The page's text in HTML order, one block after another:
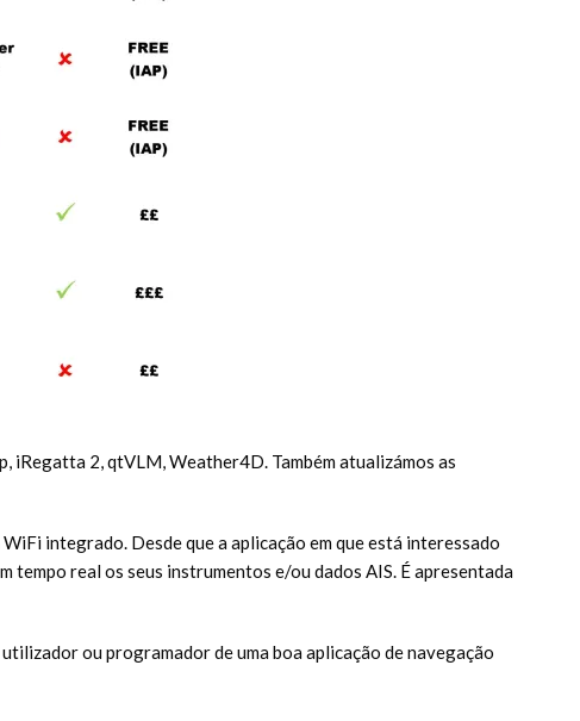
iRegatta 2, qtVLM, Weather4D. Também atualizámos as
integrado. Desde que a aplicação em que está interessado
tempo real os seus instrumentos e/ou dados AIS. É apresentada
ou programador de uma boa aplicação de navegação